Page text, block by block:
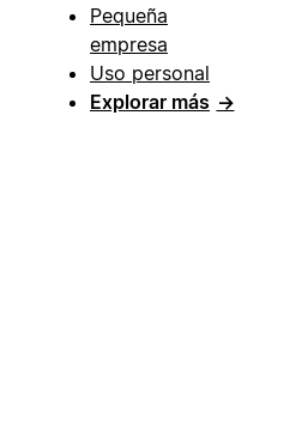
Pequeña
empresa
Uso personal
Explorar más →